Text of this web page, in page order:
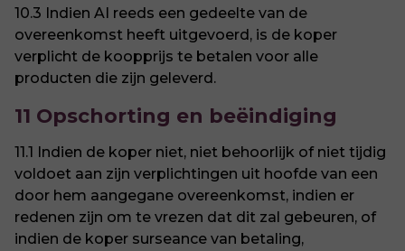
10.3 Indien AI reeds een gedeelte van de
overeenkomst heeft uitgevoerd, is de koper
verplicht de koopprijs te betalen voor alle
producten die zijn geleverd.
11 Opschorting en beëindiging
11.1 Indien de koper niet, niet behoorlijk of niet tijdig
voldoet aan zijn verplichtingen uit hoofde van een
door hem aangegane overeenkomst, indien er
redenen zijn om te vrezen dat dit zal gebeuren, of
indien de koper surseance van betaling,